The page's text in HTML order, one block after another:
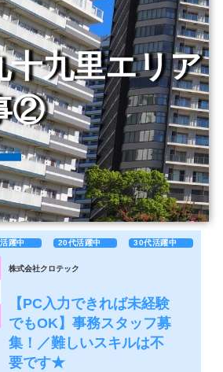
十九里エリア
②
躍中 20代活躍中 30代活躍中
株式会社クロテック
【PC入力できれば未経験
でもOK】事務スタッフ募
集！／難しいスキルは不
要です★